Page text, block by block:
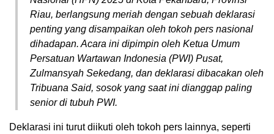
Riau, berlangsung meriah dengan sebuah deklarasi
penting yang disampaikan oleh tokoh pers nasional
dihadapan. Acara ini dipimpin oleh Ketua Umum
Persatuan Wartawan Indonesia (PWI) Pusat,
Zulmansyah Sekedang, dan deklarasi dibacakan oleh
Tribuana Said, sosok yang saat ini dianggap paling
senior di tubuh PWI.
Deklarasi ini turut diikuti oleh tokoh pers lainnya, seperti